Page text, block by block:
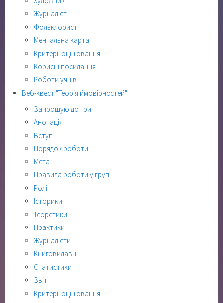
Журналіст
Фольклорист
Ментальна карта
Критерії оцінювання
Корисні посилання
Роботи учнів
Веб-квест "Теорія ймовірностей"
Запрошую до гри
Анотація
Вступ
Порядок роботи
Мета
Правила роботи у групі
Ролі
Історики
Теоретики
Практики
Журналісти
Книговидавці
Статистики
Звіт
Критерії оцінювання